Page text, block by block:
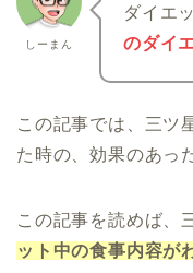
しーまん
ダイエ
のダイ
この記事では、三ツ
た時の、効果のあっ
この記事を読めば、
ット中の食事内容が